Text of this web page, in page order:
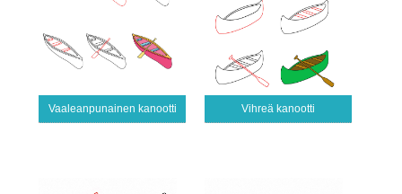
Vaaleanpunainen kanootti Vihreä kanootti